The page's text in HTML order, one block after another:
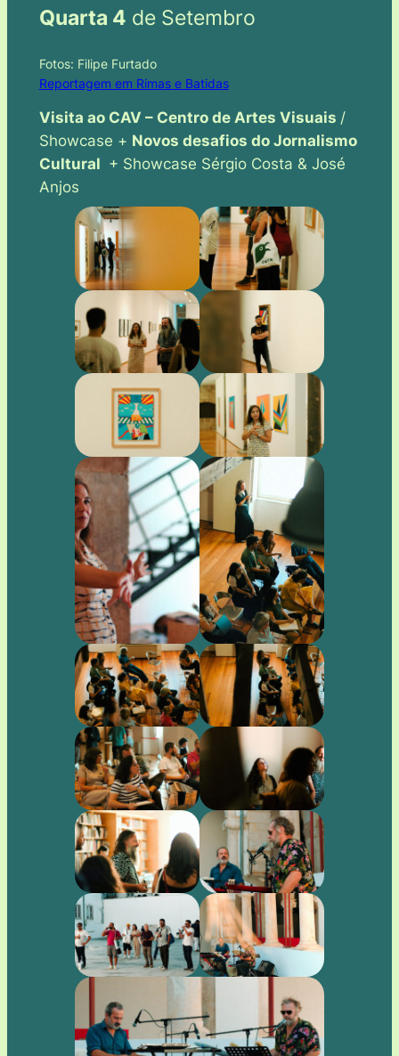
Quarta 4 de Setembro
Fotos: Filipe Furtado
Reportagem em Rimas e Batidas
Visita ao CAV – Centro de Artes Visuais /
Showcase + Novos desafios do Jornalismo
Cultural + Showcase Sérgio Costa & José
Anjos